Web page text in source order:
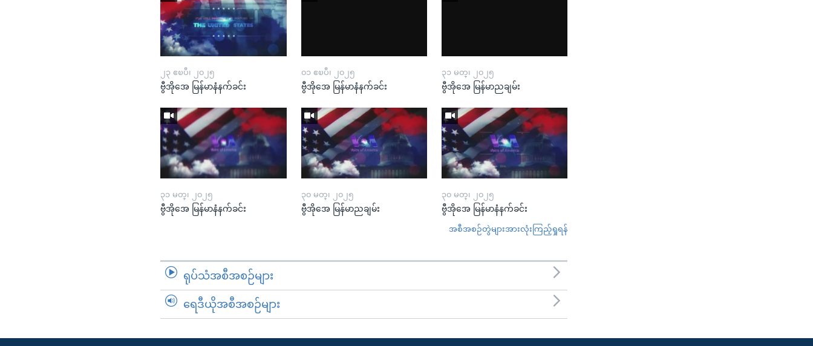
၂၃ ဧၿပီ၊ ၂၀၂၅
ဗွီအိုအေ မြန်မာနံနက်ခင်း
၀၁ ဧၿပီ၊ ၂၀၂၅
ဗွီအိုအေ မြန်မာနံနက်ခင်း
၃၁ မတ္၊ ၂၀၂၅
ဗွီအိုအေ မြန်မာညချမ်း
၃၁ မတ္၊ ၂၀၂၅
ဗွီအိုအေ မြန်မာနံနက်ခင်း
၃၀ မတ္၊ ၂၀၂၅
ဗွီအိုအေ မြန်မာညချမ်း
၃၀ မတ္၊ ၂၀၂၅
ဗွီအိုအေ မြန်မာနံနက်ခင်း
အစီအစဉ်တွဲများအားလုံးကြည့်ရှုရန်
ရုပ်သံအစီအစဉ်များ
ရေဒီယိုအစီအစဉ်များ